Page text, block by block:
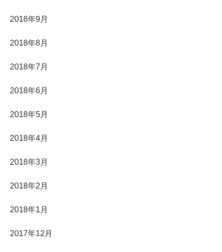
2018年9月
2018年8月
2018年7月
2018年6月
2018年5月
2018年4月
2018年3月
2018年2月
2018年1月
2017年12月